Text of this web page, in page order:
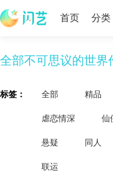
首页 分类
全部不可思议的世界
标签： 全部 精品
虐恋情深 仙
悬疑 同人
联运